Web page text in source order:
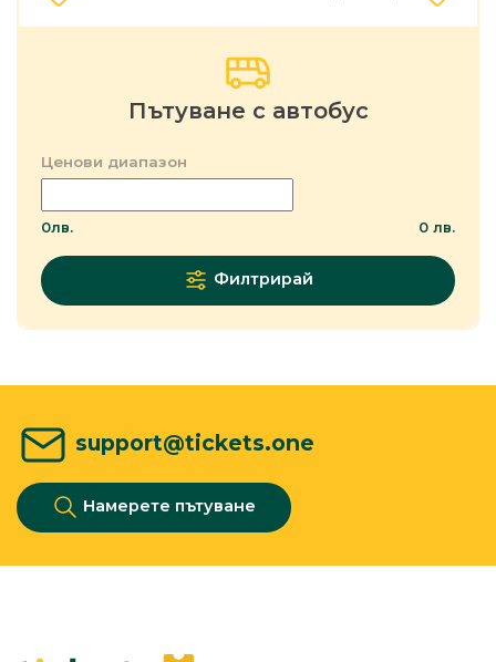
Пътуване с автобус
Ценови диапазон
0лв. 0 лв.
Филтрирай
support@tickets.one
Намерете пътуване